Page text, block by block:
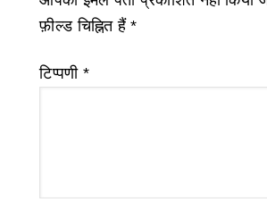
फ़ील्ड चिह्नित हैं*
टिप्पणी *